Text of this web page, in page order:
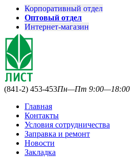
Корпоративный отдел
Оптовый отдел
Интернет-магазин
(841-2) 453-453Пн—Пт 9:00—18:00
Главная
Контакты
Условия сотрудничества
Заправка и ремонт
Новости
Закладка